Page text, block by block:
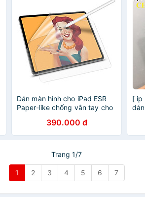
Dán màn hình cho iPad ESR
Paper-like chống vân tay cho
thật - Hàng Chính Hãng - iPad
12.9 inch FaceID
390.000 đ
[ ip
Trang 1/7
1 2 3 4 5 6 7